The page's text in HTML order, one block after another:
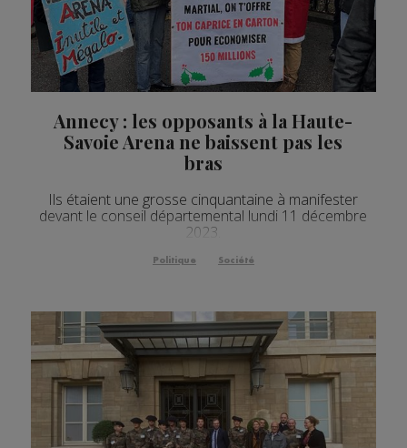
Annecy : les opposants à la Haute-
Savoie Arena ne baissent pas les
bras
Ils étaient une grosse cinquantaine à manifester
devant le conseil départemental lundi 11 décembre
2023.
Politique Société